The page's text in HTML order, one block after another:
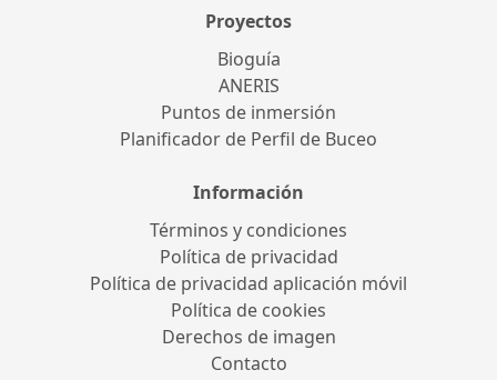
Proyectos
Bioguía
ANERIS
Puntos de inmersión
Planificador de Perfil de Buceo
Información
Términos y condiciones
Política de privacidad
Política de privacidad aplicación móvil
Política de cookies
Derechos de imagen
Contacto